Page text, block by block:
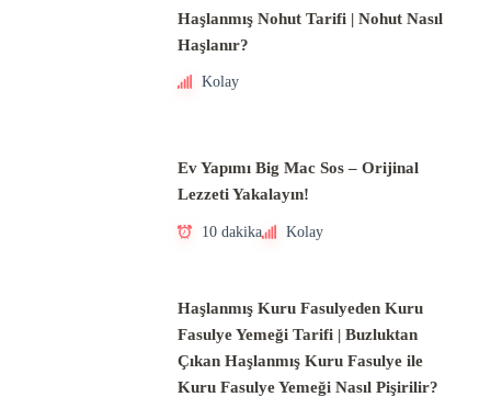
Haşlanmış Nohut Tarifi | Nohut Nasıl
Haşlanır?
Kolay
Ev Yapımı Big Mac Sos – Orijinal
Lezzeti Yakalayın!
10 dakika Kolay
Haşlanmış Kuru Fasulyeden Kuru
Fasulye Yemeği Tarifi | Buzluktan
Çıkan Haşlanmış Kuru Fasulye ile
Kuru Fasulye Yemeği Nasıl Pişirilir?